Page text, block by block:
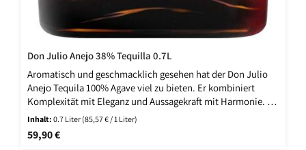
Don Julio Anejo 38% Tequilla 0.7L
Aromatisch und geschmacklich gesehen hat der Don Julio
Anejo Tequila 100% Agave viel zu bieten. Er kombiniert
Komplexität mit Eleganz und Aussagekraft mit Harmonie. Zu
den typischen Agavennoten gesellt sich ein fruchtiger
Beiklang. Der Agavenbrand begeistert mit Mandarinen,
Grapefruits und Zitronen. Ein süßer Hauch von Karamell
Inhalt:0.7 Liter (85,57 € / 1 Liter)
Regulärer Preis:
59,90 €